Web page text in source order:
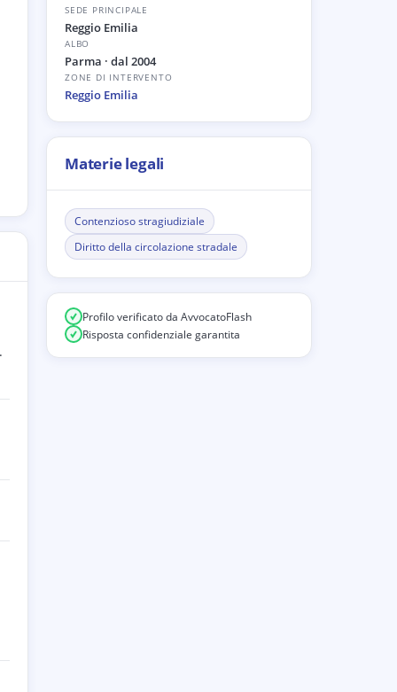
SEDE PRINCIPALE
Reggio Emilia
ALBO
Parma · dal 2004
ZONE DI INTERVENTO
Reggio Emilia
Materie legali
Contenzioso stragiudiziale
Diritto della circolazione stradale
Profilo verificato da AvvocatoFlash
Risposta confidenziale garantita